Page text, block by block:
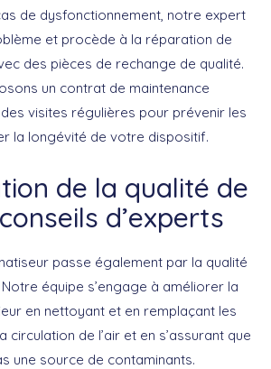
de dysfonctionnement, notre expert
et procède à la réparation de
des pièces de rechange de qualité.
un contrat de maintenance
des visites régulières pour prévenir les
la longévité de votre dispositif.
de la qualité de
d’experts
passe également par la qualité
Notre équipe s’engage à améliorer la
en nettoyant et en remplaçant les
circulation de l’air et en s’assurant que
une source de contaminants.